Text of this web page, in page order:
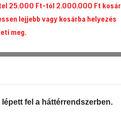
25.000 Ft-tól 2.000.000 Ft kosár
lejjebb vagy kosárba helyezés
meg.